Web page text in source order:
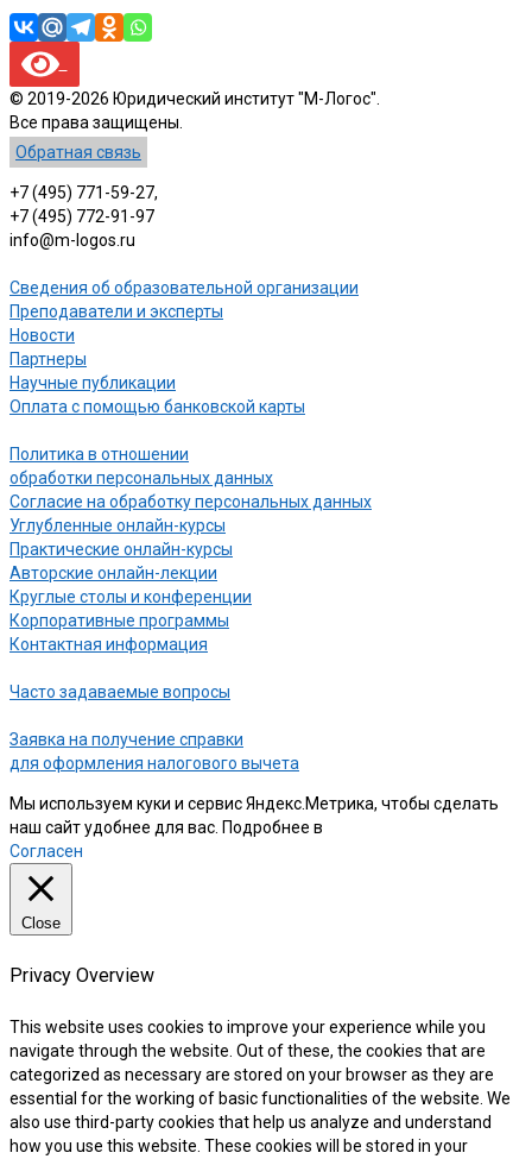
© 2019-2026 Юридический институт "М-Логос".
Все права защищены.
Обратная связь
+7 (495) 771-59-27,
+7 (495) 772-91-97
info@m-logos.ru
Сведения об образовательной организации
Преподаватели и эксперты
Новости
Партнеры
Научные публикации
Оплата с помощью банковской карты
Политика в отношении
обработки персональных данных
Согласие на обработку персональных данных
Углубленные онлайн-курсы
Практические онлайн-курсы
Авторские онлайн-лекции
Круглые столы и конференции
Корпоративные программы
Контактная информация
Часто задаваемые вопросы
Заявка на получение справки
для оформления налогового вычета
Мы используем куки и сервис Яндекс.Метрика, чтобы сделать
наш сайт удобнее для вас. Подробнее в
Согласен
Close
Privacy Overview
This website uses cookies to improve your experience while you
navigate through the website. Out of these, the cookies that are
categorized as necessary are stored on your browser as they are
essential for the working of basic functionalities of the website. We
also use third-party cookies that help us analyze and understand
how you use this website. These cookies will be stored in your